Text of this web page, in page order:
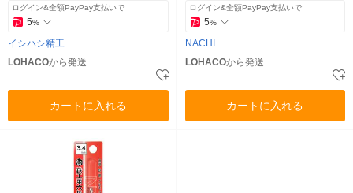
ログイン&全額PayPay支払いで
5%
イシハシ精工
LOHACOから発送
カートに入れる
ログイン&全額PayPay支払いで
5%
NACHI
LOHACOから発送
カートに入れる